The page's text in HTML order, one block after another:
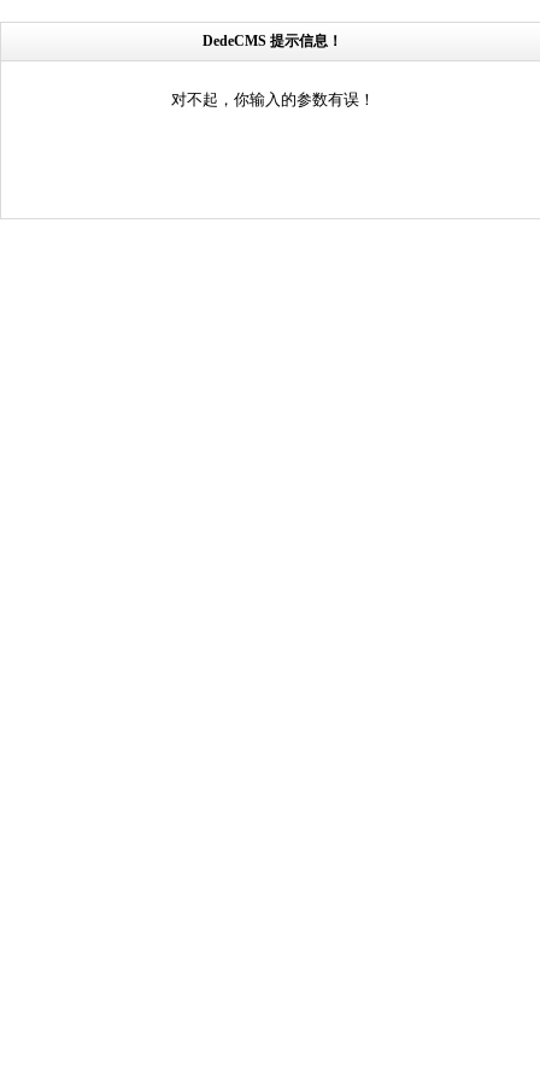
DedeCMS 提示信息！
对不起，你输入的参数有误！